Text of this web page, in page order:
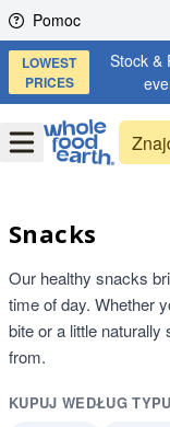
Skip to content
Pomoc
LOWEST
PRICES
Stock &
OpenMenu
Snacks
Our healthy snacks
time of day. Whether
bite or a little
from.
KUPUJ WEDŁUG TYPU